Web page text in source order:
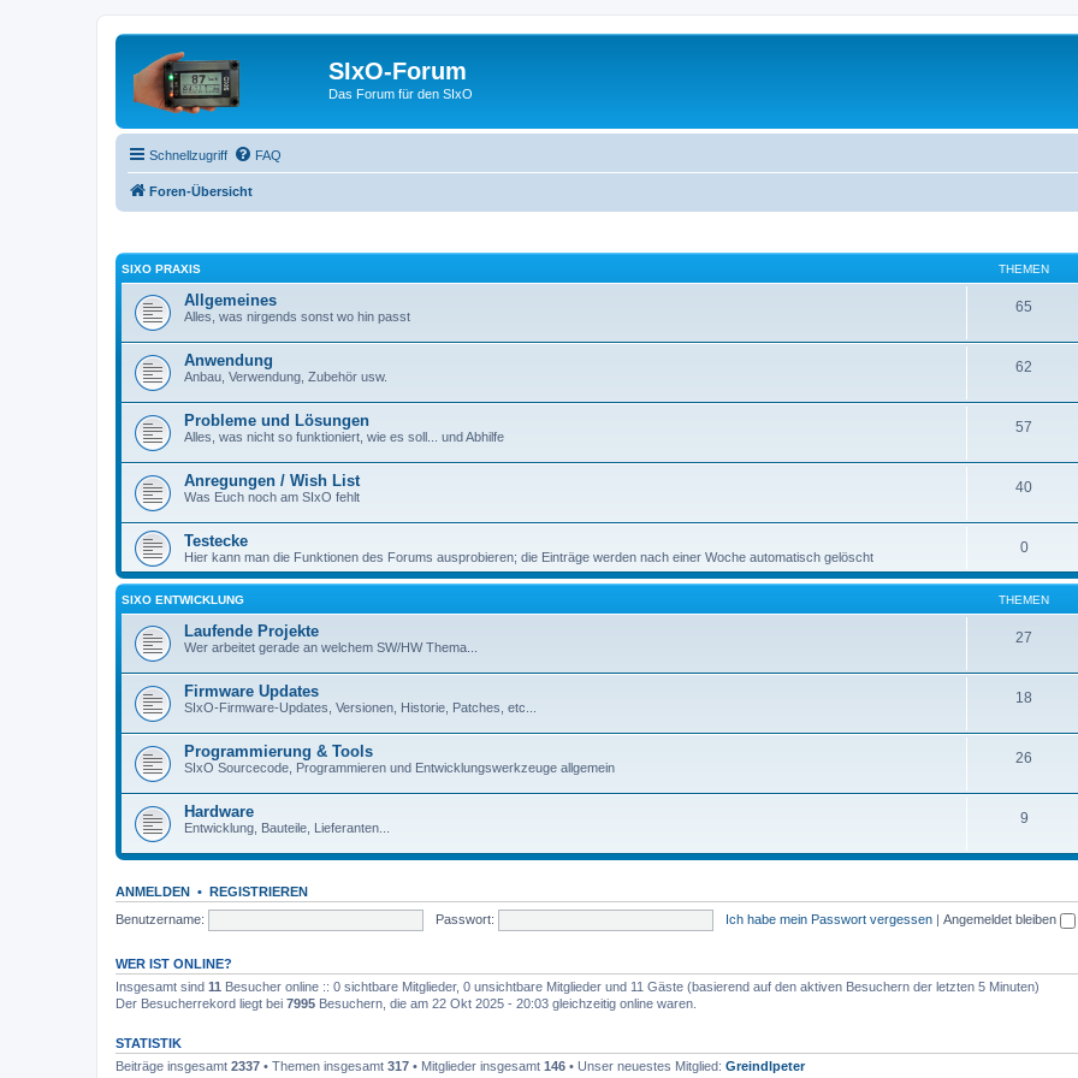
SIxO-Forum
Das Forum für den SIxO
Schnellzugriff FAQ
Foren-Übersicht
SIXO PRAXIS THEMEN
Allgemeines
Alles, was nirgends sonst wo hin passt
65
Anwendung
Anbau, Verwendung, Zubehör usw.
62
Probleme und Lösungen
Alles, was nicht so funktioniert, wie es soll... und Abhilfe
57
Anregungen / Wish List
Was Euch noch am SIxO fehlt
40
Testecke
Hier kann man die Funktionen des Forums ausprobieren; die Einträge werden nach einer Woche automatisch gelöscht
0
SIXO ENTWICKLUNG THEMEN
Laufende Projekte
Wer arbeitet gerade an welchem SW/HW Thema...
27
Firmware Updates
SIxO-Firmware-Updates, Versionen, Historie, Patches, etc...
18
Programmierung & Tools
SIxO Sourcecode, Programmieren und Entwicklungswerkzeuge allgemein
26
Hardware
Entwicklung, Bauteile, Lieferanten...
9
ANMELDEN • REGISTRIEREN
Benutzername:
Passwort: Ich habe mein Passwort vergessen | Angemeldet bleiben
WER IST ONLINE?
Insgesamt sind 11 Besucher online :: 0 sichtbare Mitglieder, 0 unsichtbare Mitglieder und 11 Gäste (basierend auf den aktiven Besuchern der letzten 5 Minuten)
Der Besucherrekord liegt bei 7995 Besuchern, die am 22 Okt 2025 - 20:03 gleichzeitig online waren.
STATISTIK
Beiträge insgesamt 2337 • Themen insgesamt 317 • Mitglieder insgesamt 146 • Unser neuestes Mitglied: Greindlpeter